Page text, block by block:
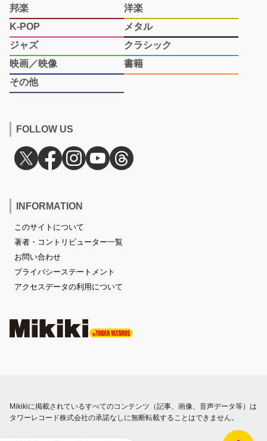
邦楽
洋楽
K-POP
メタル
ジャズ
クラシック
映画／映像
書籍
その他
FOLLOW US
INFORMATION
このサイトについて
著者・コントリビューター一覧
お問い合わせ
プライバシーステートメント
アクセスデータの利用について
Mikikiに掲載されているすべてのコンテンツ（記事、画像、音声データ等）は
タワーレコード株式会社の承諾なしに無断転載することはできません。